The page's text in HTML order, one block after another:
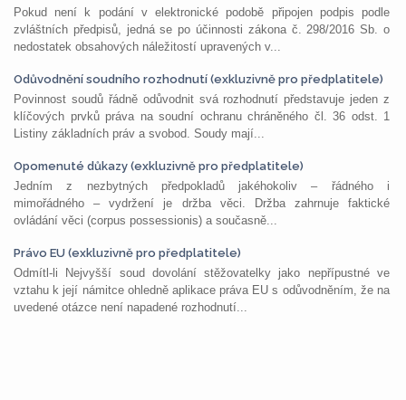
Pokud není k podání v elektronické podobě připojen podpis podle
zvláštních předpisů, jedná se po účinnosti zákona č. 298/2016 Sb. o
nedostatek obsahových náležitostí upravených v...
Odůvodnění soudního rozhodnutí (exkluzivně pro předplatitele)
Povinnost soudů řádně odůvodnit svá rozhodnutí představuje jeden z
klíčových prvků práva na soudní ochranu chráněného čl. 36 odst. 1
Listiny základních práv a svobod. Soudy mají...
Opomenuté důkazy (exkluzivně pro předplatitele)
Jedním z nezbytných předpokladů jakéhokoliv – řádného i
mimořádného – vydržení je držba věci. Držba zahrnuje faktické
ovládání věci (corpus possessionis) a současně...
Právo EU (exkluzivně pro předplatitele)
Odmítl-li Nejvyšší soud dovolání stěžovatelky jako nepřípustné ve
vztahu k její námitce ohledně aplikace práva EU s odůvodněním, že na
uvedené otázce není napadené rozhodnutí...